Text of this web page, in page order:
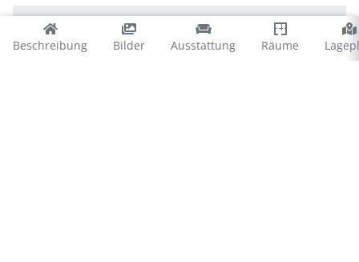
Beschreibung Bilder Ausstattung Räume
Eskilstuna (17)
Flen (19)